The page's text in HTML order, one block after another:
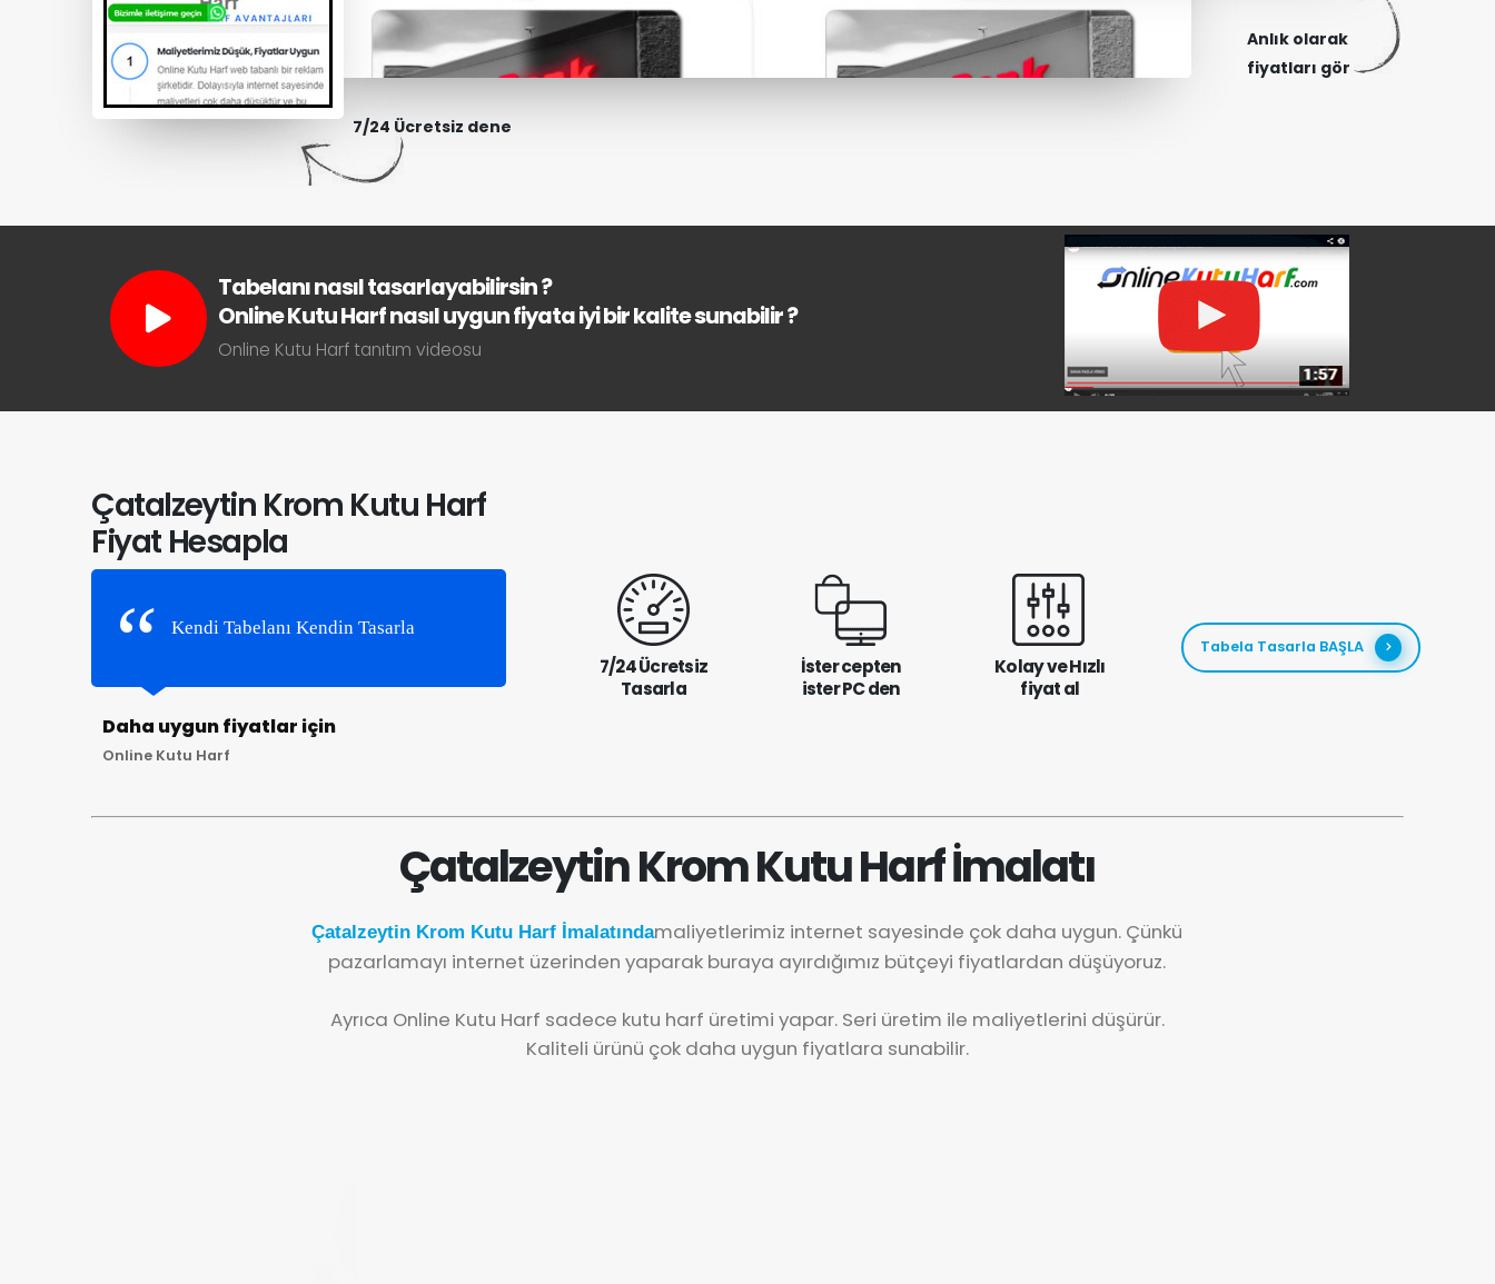
7/24 Ücretsiz dene
Anlık olarak
fiyatları gör
Tabelanı nasıl tasarlayabilirsin ?
Online Kutu Harf nasıl uygun fiyata iyi bir kalite sunabilir ?
Online Kutu Harf tanıtım videosu
Çatalzeytin Krom Kutu Harf
Fiyat Hesapla
Kendi Tabelanı Kendin Tasarla
Daha uygun fiyatlar için
Online Kutu Harf
7/24 Ücretsiz
Tasarla
İster cepten
ister PC den
Kolay ve Hızlı
fiyat al
Tabela Tasarla BAŞLA
Çatalzeytin Krom Kutu Harf İmalatı
Çatalzeytin Krom Kutu Harf İmalatındamaliyetlerimiz internet sayesinde çok daha uygun. Çünkü
pazarlamayı internet üzerinden yaparak buraya ayırdığımız bütçeyi fiyatlardan düşüyoruz.
Ayrıca Online Kutu Harf sadece kutu harf üretimi yapar. Seri üretim ile maliyetlerini düşürür.
Kaliteli ürünü çok daha uygun fiyatlara sunabilir.